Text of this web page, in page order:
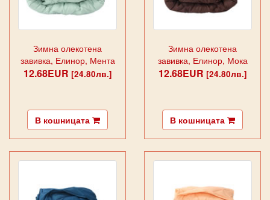
Зимна олекотена
завивка, Елинор, Мента
12.68EUR [24.80лв.]
В кошницата
Зимна олекотена
завивка, Елинор, Мока
12.68EUR [24.80лв.]
В кошницата